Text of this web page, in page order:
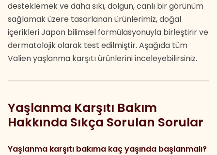
desteklemek ve daha sıkı, dolgun, canlı bir görünüm
sağlamak üzere tasarlanan ürünlerimiz, doğal
içerikleri Japon bilimsel formülasyonuyla birleştirir ve
dermatolojik olarak test edilmiştir. Aşağıda tüm
Valien yaşlanma karşıtı ürünlerini inceleyebilirsiniz.
Yaşlanma Karşıtı Bakım
Hakkında Sıkça Sorulan Sorular
Yaşlanma karşıtı bakıma kaç yaşında başlanmalı?